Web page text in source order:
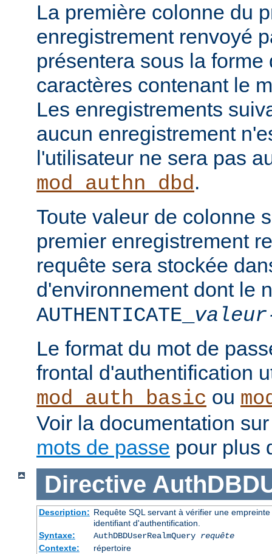
La première colonne du
enregistrement renvoyé
présentera sous la
caractères contenant le
Les enregistrements
aucun enregistrement
l'utilisateur ne sera pas
mod_authn_dbd.
Toute valeur de colonne
premier enregistrement
requête sera stockée
d'environnement dont le
AUTHENTICATE_
Le format du mot de
frontal d'authentification
mod_auth_basic ou
Voir la documentation
mots de passe pour plus
Directive
Description: Requête SQL servant à vérifier une
identifiant d'authentification.
Syntaxe:
AuthDBDUserRealmQuery requête
Contexte:
répertoire